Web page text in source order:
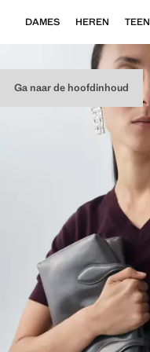
Ga naar de hoofdinhoud
DAMES HEREN TEEN